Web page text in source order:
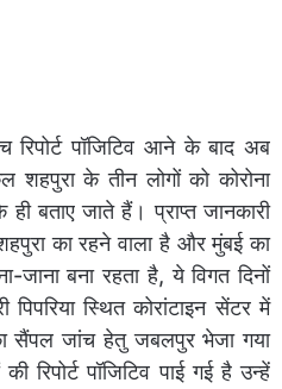
पॉजिटिव आने के बाद अब
के तीन लोगों को कोरोना
बताए जाते हैं। प्राप्त जानकारी
का रहने वाला है और मुंबई का
जाना बना रहता है, ये विगत दिनों
स्थित कोरांटाइन सेंटर में
सैंपल जांच हेतु जबलपुर भेजा गया
रिपोर्ट पॉजिटिव पाई गई है उन्हें